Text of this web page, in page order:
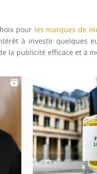
pour les marques de
à investir quelques
la publicité efficace et à